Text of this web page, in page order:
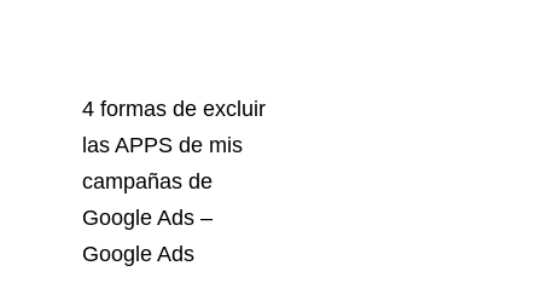
4 formas de excluir
las APPS de mis
campañas de
Google Ads –
Google Ads